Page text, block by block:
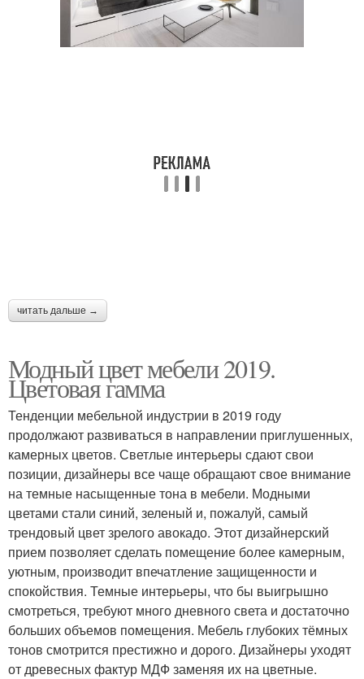
читать дальше →
Модный цвет мебели 2019.
Цветовая гамма
Тенденции мебельной индустрии в 2019 году
продолжают развиваться в направлении приглушенных,
камерных цветов. Светлые интерьеры сдают свои
позиции, дизайнеры все чаще обращают свое внимание
на темные насыщенные тона в мебели. Модными
цветами стали синий, зеленый и, пожалуй, самый
трендовый цвет зрелого авокадо. Этот дизайнерский
прием позволяет сделать помещение более камерным,
уютным, производит впечатление защищенности и
спокойствия. Темные интерьеры, что бы выигрышно
смотреться, требуют много дневного света и достаточно
больших объемов помещения. Мебель глубоких тёмных
тонов смотрится престижно и дорого. Дизайнеры уходят
от древесных фактур МДФ заменяя их на цветные.